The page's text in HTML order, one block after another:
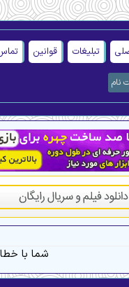
تبلیغات قوانین
نام
.شما با